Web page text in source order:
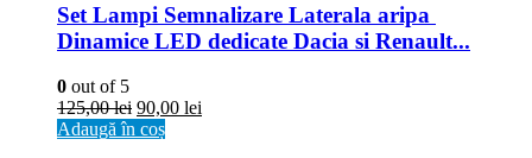
Set Lampi Semnalizare Laterala aripa
Dinamice LED dedicate Dacia si Renault...
0 out of 5
125,00lei 90,00 lei
Adaugă în coș